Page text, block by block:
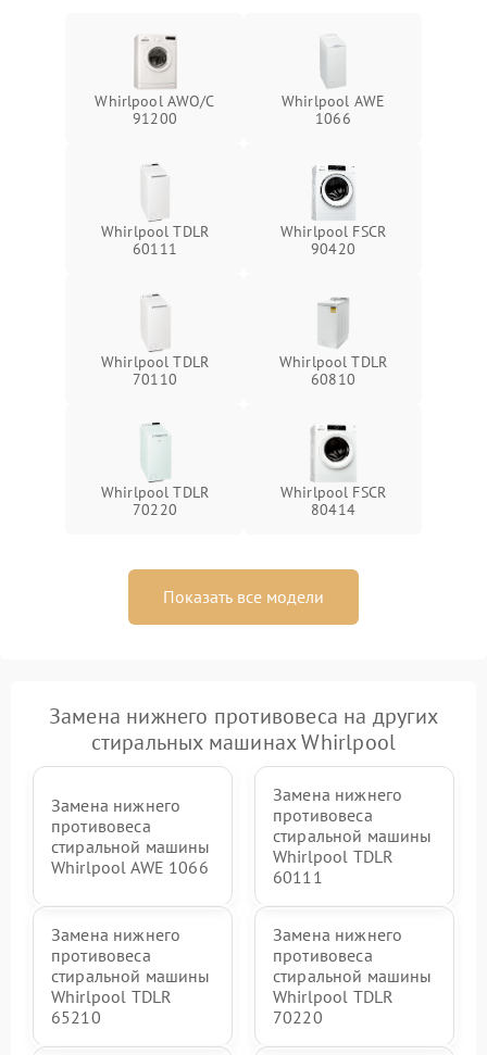
Whirlpool AWO/C
91200
Whirlpool AWE
1066
Whirlpool TDLR
60111
Whirlpool FSCR
90420
Whirlpool TDLR
70110
Whirlpool TDLR
60810
Whirlpool TDLR
70220
Whirlpool FSCR
80414
Показать все модели
Замена нижнего противовеса на других
стиральных машинах Whirlpool
Замена нижнего
противовеса
стиральной машины
Whirlpool AWE 1066
Замена нижнего
противовеса
стиральной машины
Whirlpool TDLR
60111
Замена нижнего
противовеса
стиральной машины
Whirlpool TDLR
65210
Замена нижнего
противовеса
стиральной машины
Whirlpool TDLR
70220